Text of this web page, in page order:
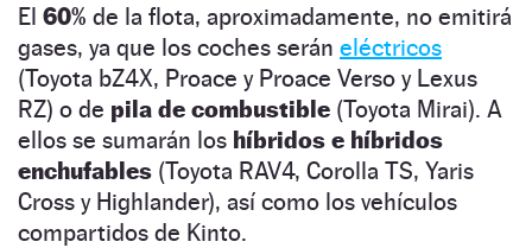
El 60% de la flota, aproximadamente, no emitirá
gases, ya que los coches serán eléctricos
(Toyota bZ4X, Proace y Proace Verso y Lexus
RZ) o de pila de combustible (Toyota Mirai). A
ellos se sumarán los híbridos e híbridos
enchufables (Toyota RAV4, Corolla TS, Yaris
Cross y Highlander), así como los vehículos
compartidos de Kinto.